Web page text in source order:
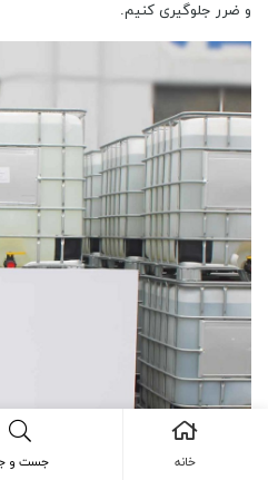
و ضرر جلوگیری کنیم.
خانه جست و